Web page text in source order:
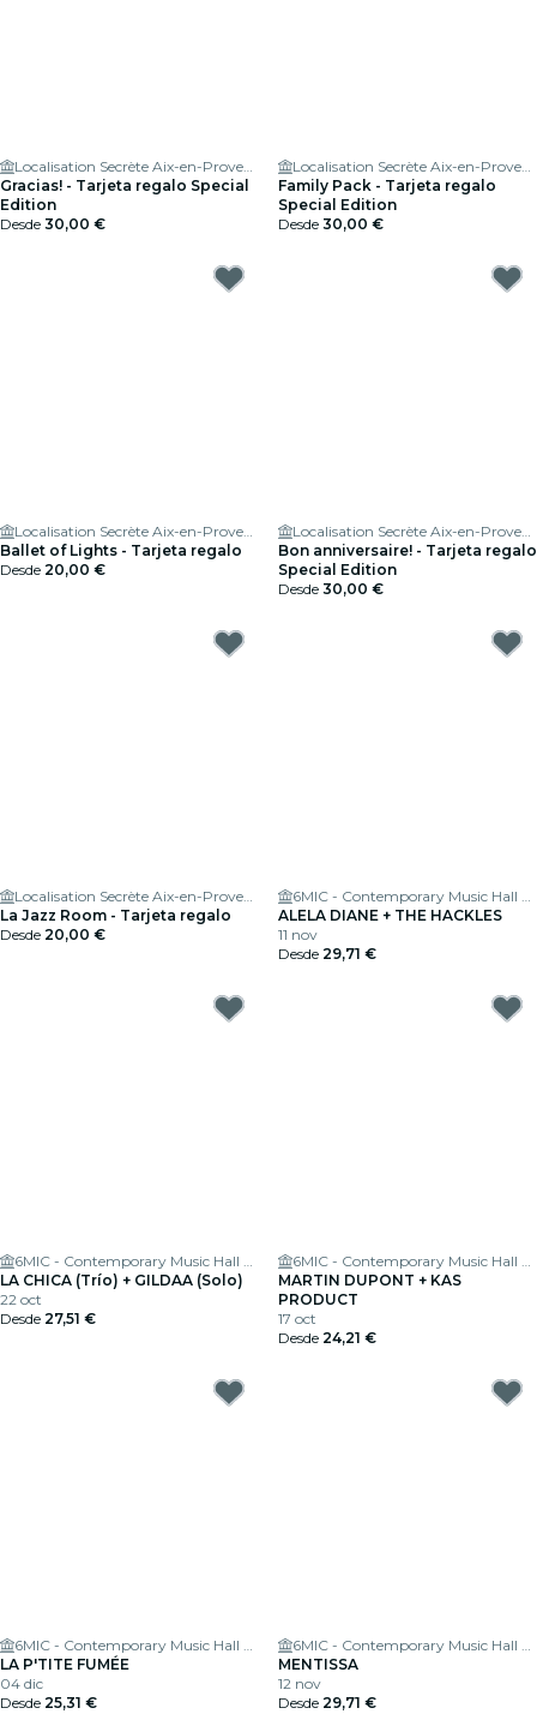
Localisation Secrète Aix-en-Provence
Gracias! - Tarjeta regalo Special
Edition
Desde 30,00 €
Localisation Secrète Aix-en-Provence
Family Pack - Tarjeta regalo
Special Edition
Desde 30,00 €
Localisation Secrète Aix-en-Provence
Ballet of Lights - Tarjeta regalo
Desde 20,00 €
Localisation Secrète Aix-en-Provence
Bon anniversaire! - Tarjeta regalo
Special Edition
Desde 30,00 €
Localisation Secrète Aix-en-Provence
La Jazz Room - Tarjeta regalo
Desde 20,00 €
6MIC - Contemporary Music Hall of the Pays d'Aix
ALELA DIANE + THE HACKLES
11 nov
Desde 29,71 €
6MIC - Contemporary Music Hall of the Pays d'Aix
LA CHICA (Trío) + GILDAA (Solo)
22 oct
Desde 27,51 €
6MIC - Contemporary Music Hall of the Pays d'Aix
MARTIN DUPONT + KAS
PRODUCT
17 oct
Desde 24,21 €
6MIC - Contemporary Music Hall of the Pays d'Aix
LA P'TITE FUMÉE
04 dic
Desde 25,31 €
6MIC - Contemporary Music Hall of the Pays d'Aix
MENTISSA
12 nov
Desde 29,71 €